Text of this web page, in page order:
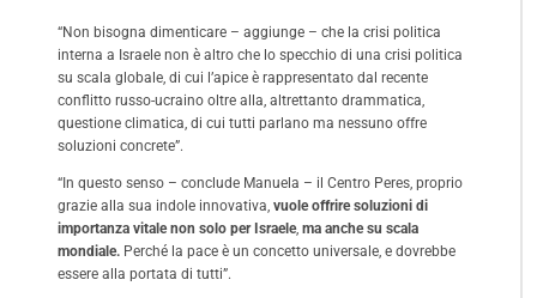
“Non bisogna dimenticare – aggiunge – che la crisi politica
interna a Israele non è altro che lo specchio di una crisi politica
su scala globale, di cui l’apice è rappresentato dal recente
conflitto russo-ucraino oltre alla, altrettanto drammatica,
questione climatica, di cui tutti parlano ma nessuno offre
soluzioni concrete”.
“In questo senso – conclude Manuela – il Centro Peres, proprio
grazie alla sua indole innovativa, vuole offrire soluzioni di
importanza vitale non solo per Israele, ma anche su scala
mondiale. Perché la pace è un concetto universale, e dovrebbe
essere alla portata di tutti”.